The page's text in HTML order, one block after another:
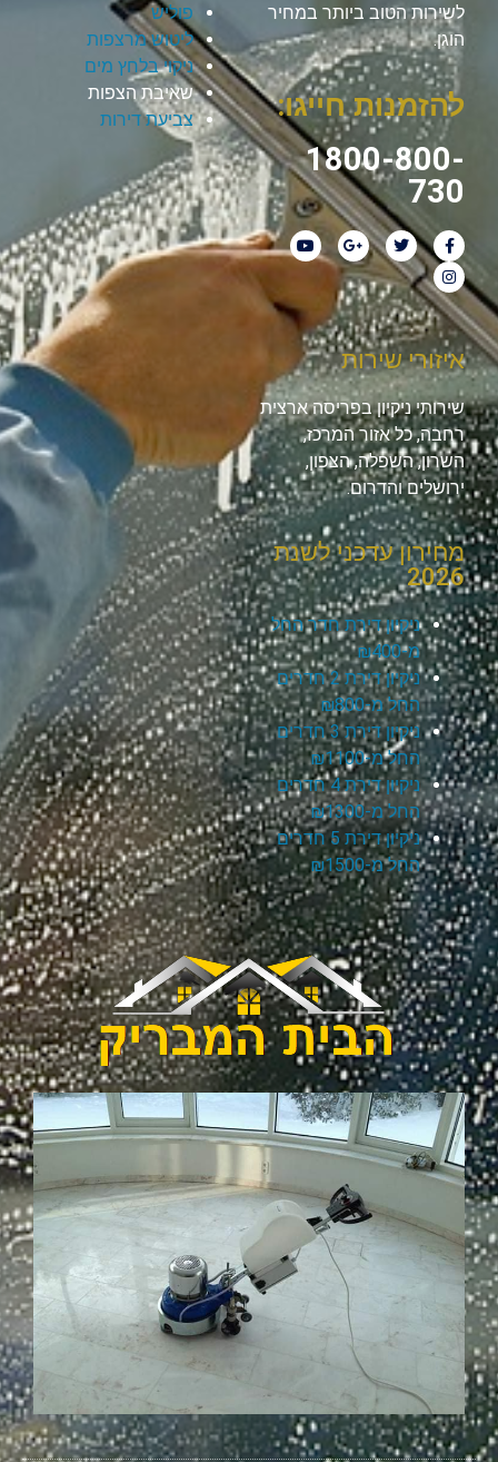
לשירות הטוב ביותר במחיר
הוגן.
להזמנות חייגו:
1800-800-
730
פוליש
ליטוש מרצפות
ניקוי בלחץ מים
שאיבת הצפות
צביעת דירות
איזורי שירות
שירותי ניקיון בפריסה ארצית
רחבה, כל אזור המרכז,
השרון, השפלה, הצפון,
ירושלים והדרום.
מחירון עדכני לשנת
2026
ניקיון דירת חדר החל
מ-₪400
ניקיון דירת 2 חדרים
החל מ-₪800
ניקיון דירת 3 חדרים
החל מ-₪1100
ניקיון דירת 4 חדרים
החל מ-₪1300
ניקיון דירת 5 חדרים
החל מ-₪1500